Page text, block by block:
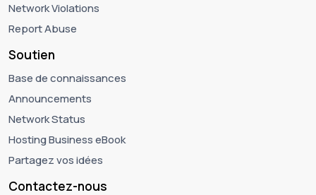
Network Violations
Report Abuse
Soutien
Base de connaissances
Announcements
Network Status
Hosting Business eBook
Partagez vos idées
Contactez-nous